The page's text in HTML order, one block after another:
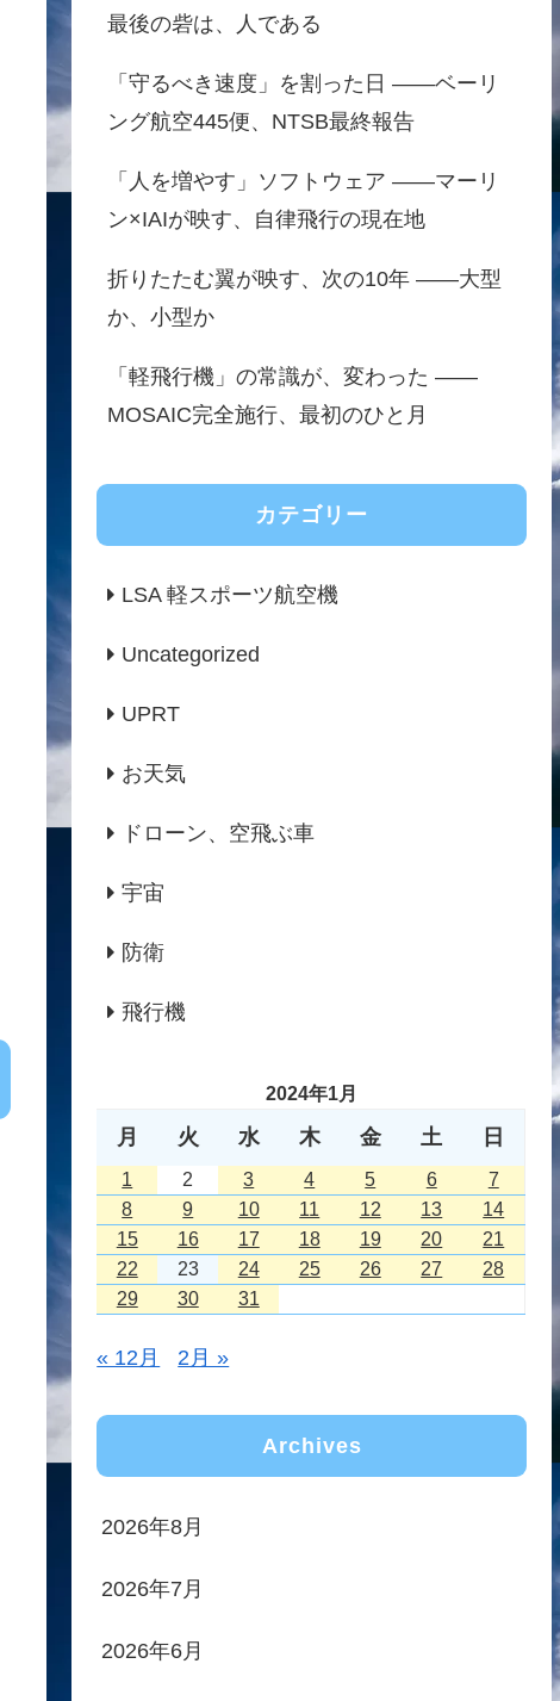
最後の砦は、人である
「守るべき速度」を割った日 ——ベーリ
ング航空445便、NTSB最終報告
「人を増やす」ソフトウェア ——マーリ
ン×IAIが映す、自律飛行の現在地
折りたたむ翼が映す、次の10年 ——大型
か、小型か
「軽飛行機」の常識が、変わった ——
MOSAIC完全施行、最初のひと月
カテゴリー
LSA 軽スポーツ航空機
Uncategorized
UPRT
お天気
ドローン、空飛ぶ車
宇宙
防衛
飛行機
2024年1月
月 火 水 木 金 土 日
1 2 3 4 5 6
7
8
9 10 11 12 13
14
15
16 17 18 19 20
21
22
23 24 25 26 27
28
29
30 31
« 12月 2月 »
Archives
2026年8月
2026年7月
2026年6月